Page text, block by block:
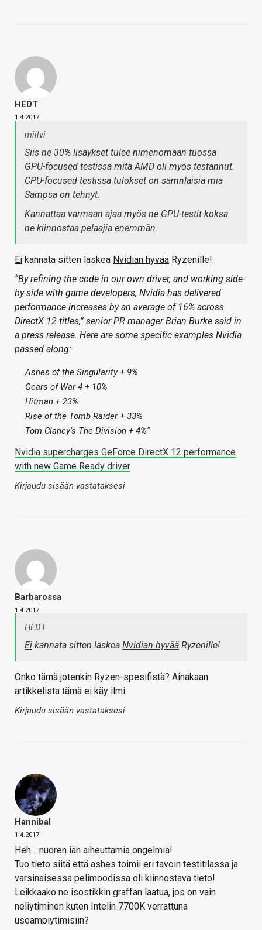
HEDT
1.4.2017
miilvi
Siis ne 30% lisäykset tulee nimenomaan tuossa
GPU-focused testissä mitä AMD oli myös testannut.
CPU-focused testissä tulokset on samnlaisia miä
Sampsa on tehnyt.
Kannattaa varmaan ajaa myös ne GPU-testit koksa
ne kiinnostaa pelaajia enemmän.
Ei kannata sitten laskea Nvidian hyvää Ryzenille!
“By refining the code in our own driver, and working side-
by-side with game developers, Nvidia has delivered
performance increases by an average of 16% across
DirectX 12 titles,” senior PR manager Brian Burke said in
a press release. Here are some specific examples Nvidia
passed along:
Ashes of the Singularity + 9%
Gears of War 4 + 10%
Hitman + 23%
Rise of the Tomb Raider + 33%
Tom Clancy’s The Division + 4%"
Nvidia supercharges GeForce DirectX 12 performance
with new Game Ready driver
Kirjaudu sisään vastataksesi
Barbarossa
1.4.2017
HEDT
Ei kannata sitten laskea Nvidian hyvää Ryzenille!
Onko tämä jotenkin Ryzen-spesifistä? Ainakaan
artikkelista tämä ei käy ilmi.
Kirjaudu sisään vastataksesi
Hannibal
1.4.2017
Heh… nuoren iän aiheuttamia ongelmia!
Tuo tieto siitä että ashes toimii eri tavoin testitilassa ja
varsinaisessa pelimoodissa oli kiinnostava tieto!
Leikkaako ne isostikkin graffan laatua, jos on vain
neliytiminen kuten Intelin 7700K verrattuna
useampiytimisiin?